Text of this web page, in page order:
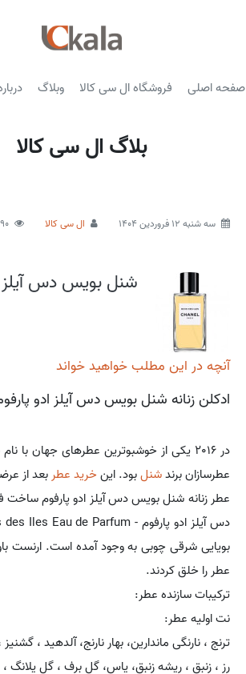
صفحه اصلی فروشگاه ال سی کالا وبلاگ
بلاگ ال سی کالا
سه شنبه 12 فروردین 1404 ال سی کالا
شنل بویس دس آیلز
آنچه در این مطلب خواهید خواند
ادکلن زنانه شنل بویس دس آیلز ادو
در 2016 یکی از خوشبوترین عطرهای جهان
عطرسازان برندشنلبود. اینخرید عطر بعد از
عطر زنانه شنل بویس دس آیلز ادو پارفوم
بویایی شرقی چوبی به وجود آمده است. ارنست
عطر را خلق کردند.
ترکیبات سازنده عطر:
نت اولیه عطر:
ترنج ، نارنگی ماندارین، بهار نارنج، آلدهید ،
رز ، زنبق ، ریشه زنبق، یاس، گل برف ، گل